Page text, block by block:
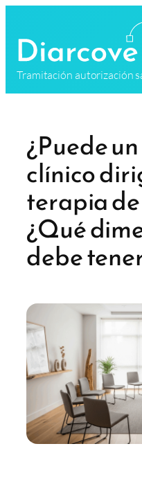
contenido
Tramitación autorización
¿Puede
clínico
terapia
¿Qué
debe